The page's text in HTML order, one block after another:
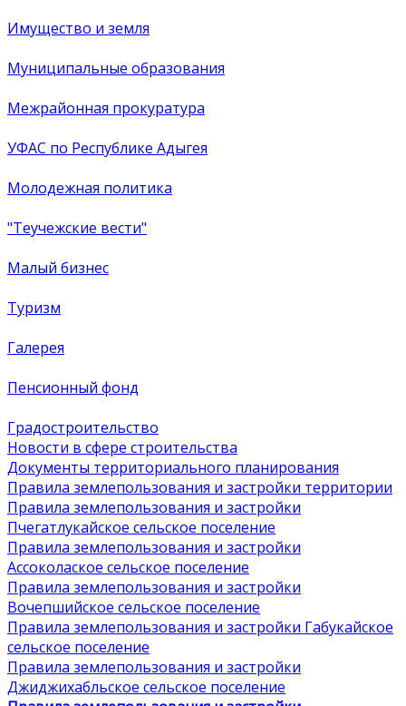
Имущество и земля
Муниципальные образования
Межрайонная прокуратура
УФАС по Республике Адыгея
Молодежная политика
"Теучежские вести"
Малый бизнес
Туризм
Галерея
Пенсионный фонд
Градостроительство
Новости в сфере строительства
Документы территориального планирования
Правила землепользования и застройки территории
Правила землепользования и застройки
Пчегатлукайское сельское поселение
Правила землепользования и застройки
Ассоколаское сельское поселение
Правила землепользования и застройки
Вочепшийское сельское поселение
Правила землепользования и застройки Габукайское
сельское поселение
Правила землепользования и застройки
Джиджихабльское сельское поселение